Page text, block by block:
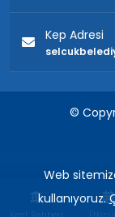
Kep Adresi
©
Web
kullanıyoruz.